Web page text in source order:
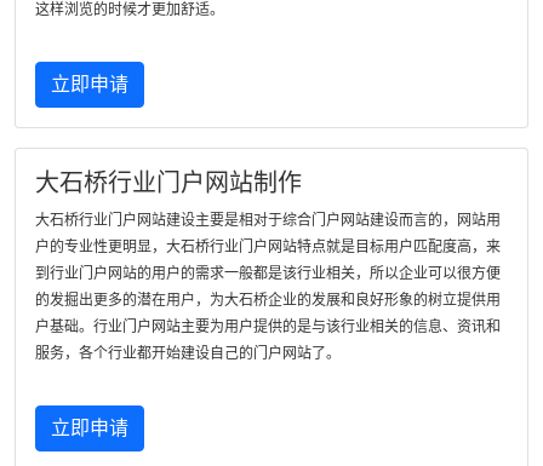
这样浏览的时候才更加舒适。
立即申请
大石桥行业门户网站制作
大石桥行业门户网站建设主要是相对于综合门户网站建设而言的，网站用
户的专业性更明显，大石桥行业门户网站特点就是目标用户匹配度高，来
到行业门户网站的用户的需求一般都是该行业相关，所以企业可以很方便
的发掘出更多的潜在用户，为大石桥企业的发展和良好形象的树立提供用
户基础。行业门户网站主要为用户提供的是与该行业相关的信息、资讯和
服务，各个行业都开始建设自己的门户网站了。
立即申请